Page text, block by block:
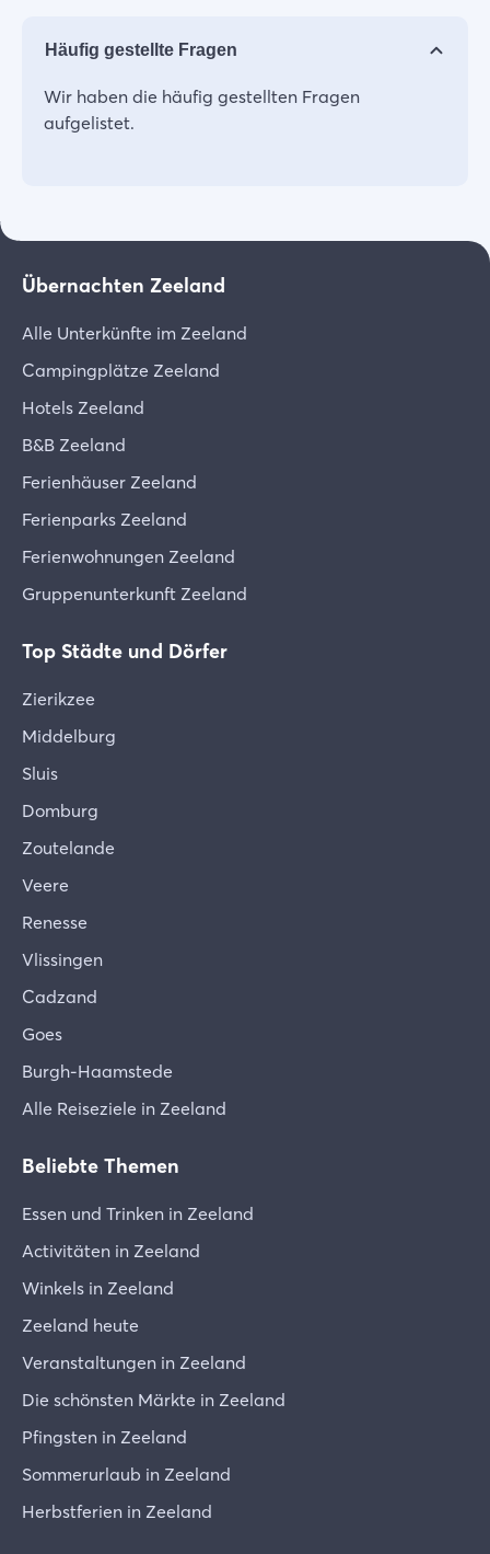
Häufig gestellte Fragen
Wir haben die häufig gestellten Fragen
aufgelistet.
Übernachten Zeeland
Alle Unterkünfte im Zeeland
Campingplätze Zeeland
Hotels Zeeland
B&B Zeeland
Ferienhäuser Zeeland
Ferienparks Zeeland
Ferienwohnungen Zeeland
Gruppenunterkunft Zeeland
Top Städte und Dörfer
Zierikzee
Middelburg
Sluis
Domburg
Zoutelande
Veere
Renesse
Vlissingen
Cadzand
Goes
Burgh-Haamstede
Alle Reiseziele in Zeeland
Beliebte Themen
Essen und Trinken in Zeeland
Activitäten in Zeeland
Winkels in Zeeland
Zeeland heute
Veranstaltungen in Zeeland
Die schönsten Märkte in Zeeland
Pfingsten in Zeeland
Sommerurlaub in Zeeland
Herbstferien in Zeeland